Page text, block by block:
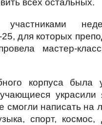
участниками
для которых
мастер-
корпуса была
украсили
написать на
спорт, космос,